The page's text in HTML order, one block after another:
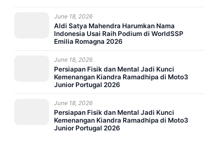
June 18, 2026
Aldi Satya Mahendra Harumkan Nama
Indonesia Usai Raih Podium di WorldSSP
Emilia Romagna 2026
June 18, 2026
Persiapan Fisik dan Mental Jadi Kunci
Kemenangan Kiandra Ramadhipa di Moto3
Junior Portugal 2026
June 18, 2026
Persiapan Fisik dan Mental Jadi Kunci
Kemenangan Kiandra Ramadhipa di Moto3
Junior Portugal 2026